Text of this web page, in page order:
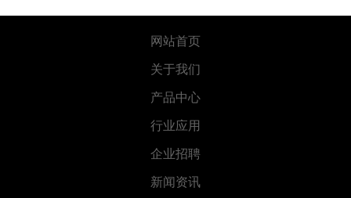
网站首页
关于我们
产品中心
行业应用
企业招聘
新闻资讯